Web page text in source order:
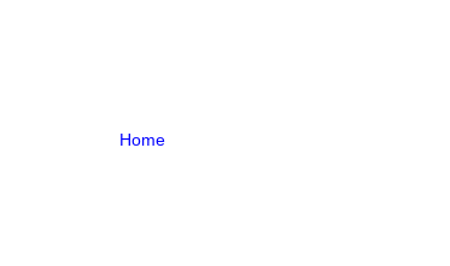
Home